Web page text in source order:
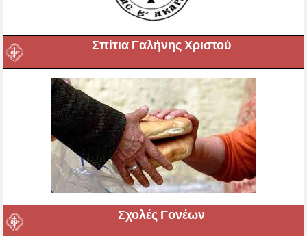
Σπίτια Γαλήνης Χριστού
Σχολές Γονέων